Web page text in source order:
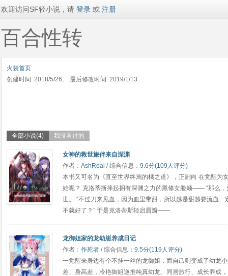
欢迎访问SF轻小说，请 登录 或 注册
百合性转
火袋首页
创建时间: 2018/5/26; 最后修改时间: 2019/1/13
全部小说(4) 我没看过的
女神的救世旅伴来自深渊
作者： AshReal / 综合信息： 9.6分(109人评分)
本书又可名为《直至世界终焉的橘之道》，正剧向 在觉醒为
始呢？ 克洛蒂斯捧起拥有深渊之力的黑修女脸颊—— “那么
世。 “不过刀来见血，因为血里带甜，所以越是甜越要流血
不就好了？” 于是克洛蒂斯轻启唇瓣——
龙御姐家的龙幼崽养成日记
作者： 作死者 / 综合信息： 9.5分(119人评分)
一觉醒来身边有个不挂一丝的龙御姐，而自己则变成了幼龙
差、身高差，冷艳御姐逆推纯真幼龙、同居旅行、成长养成